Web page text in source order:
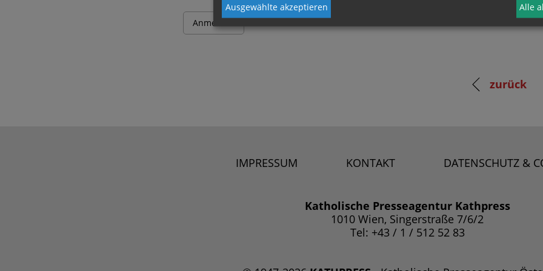
zurück
IMPRESSUM KONTAKT DATENSCHUTZ &
Katholische Presseagentur Kathpress
1010 Wien, Singerstraße 7/6/2
Tel: +43 / 1 / 512 52 83
Ausgewählte akzeptieren Alle